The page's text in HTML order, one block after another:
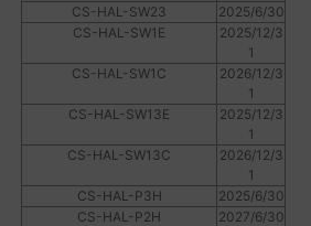
CS-HAL-SW23
2025/6/30
CS-HAL-SW1E
2025/12/3
1
CS-HAL-SW1C
2026/12/3
1
CS-HAL-SW13E
2025/12/3
1
CS-HAL-SW13C
2026/12/3
1
CS-HAL-P3H
2025/6/30
CS-HAL-P2H
2027/6/30